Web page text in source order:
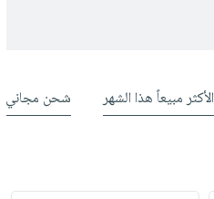
الأكثر مبيعاً هذا الشهر شحن مجاني